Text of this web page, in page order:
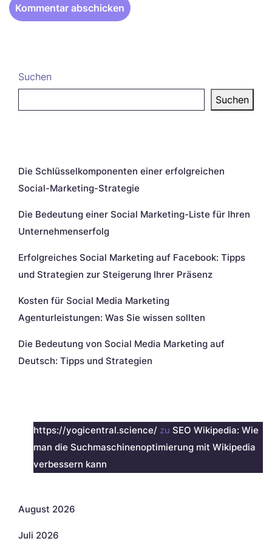
Suchen
Suchen
Die Schlüsselkomponenten einer erfolgreichen
Social-Marketing-Strategie
Die Bedeutung einer Social Marketing-Liste für Ihren
Unternehmenserfolg
Erfolgreiches Social Marketing auf Facebook: Tipps
und Strategien zur Steigerung Ihrer Präsenz
Kosten für Social Media Marketing
Agenturleistungen: Was Sie wissen sollten
Die Bedeutung von Social Media Marketing auf
Deutsch: Tipps und Strategien
https://yogicentral.science/ zu SEO Wikipedia: Wie
man die Suchmaschinenoptimierung mit Wikipedia
verbessern kann
August 2026
Juli 2026